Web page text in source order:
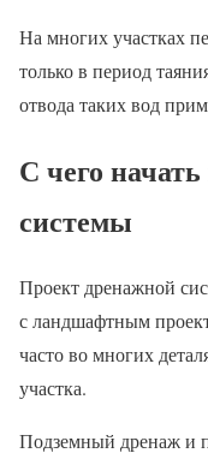
На многих участках
только в период
отвода таких вод
С чего
системы
Проект дренажной
с ландшафтным
часто во многих
участка.
Подземный дренаж и